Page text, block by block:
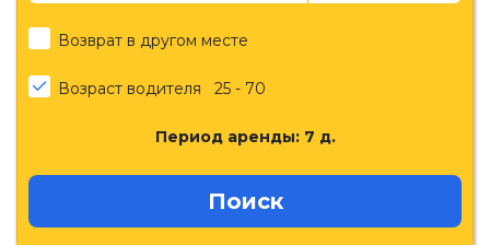
Возврат в другом месте
Возраст водителя 25 - 70
Период аренды: 7 д.
Поиск